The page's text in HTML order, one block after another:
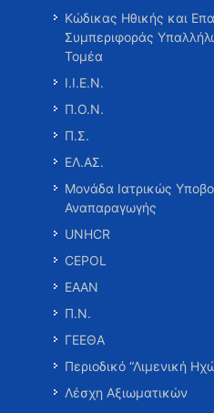
Κώδικας Ηθικής και
Συμπεριφοράς
Τομέα
Ι.Ι.Ε.Ν.
Π.Ο.Ν.
Π.Σ.
ΕΛ.ΑΣ.
Μονάδα Ιατρικώς
Αναπαραγωγής
UNHCR
CEPOL
ΕΑΑΝ
Π.Ν.
ΓΕΕΘΑ
Περιοδικό “Λιμενική
Λέσχη Αξιωματικών